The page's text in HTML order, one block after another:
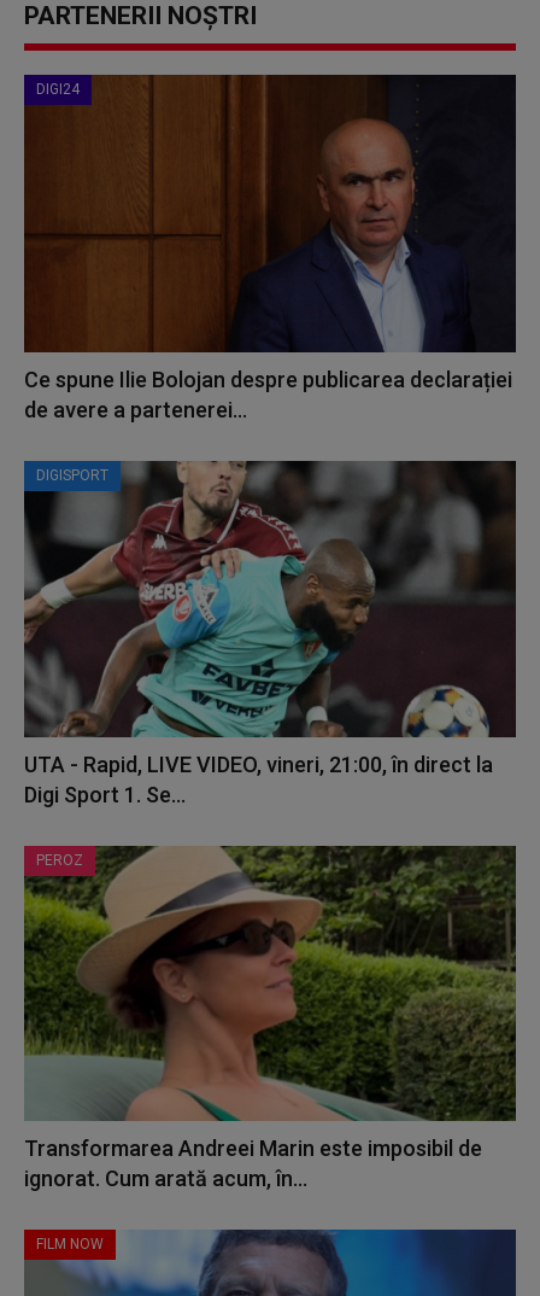
PARTENERII NOȘTRI
DIGI24
Ce spune Ilie Bolojan despre publicarea declarației
de avere a partenerei...
DIGISPORT
UTA - Rapid, LIVE VIDEO, vineri, 21:00, în direct la
Digi Sport 1. Se...
PEROZ
Transformarea Andreei Marin este imposibil de
ignorat. Cum arată acum, în...
FILM NOW